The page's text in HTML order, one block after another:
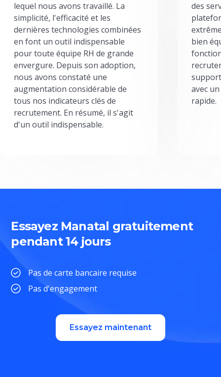
lequel nous avons travaillé. La
simplicité, l'efficacité et les
dernières technologies combinées
en font un outil indispensable
pour toute équipe RH de grande
envergure. Depuis son adoption,
nous avons constaté une
augmentation considérable de
tous nos indicateurs clés de
recrutement. En résumé, il s'agit
d'un outil indispensable.
des
bien
avec
rapide.
Essayez Manatal gratuitement
pendant 14 jours
Pas de carte bancaire requise
Pas d'engagement
Essayez maintenant